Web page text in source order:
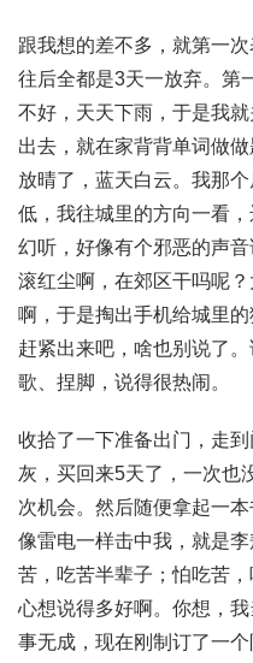
跟我想的差不多，就第一
往后全都是3天一放弃。第
不好，天天下雨，于是我
出去，就在家背背单词做
放晴了，蓝天白云。我那
低，我往城里的方向一看
幻听，好像有个邪恶的声
滚红尘啊，在郊区干吗呢
啊，于是掏出手机给城里
赶紧出来吧，啥也别说了
歌、捏脚，说得很热闹。
收拾了一下准备出门，走
灰，买回来5天了，一次也
次机会。然后随便拿起一
像雷电一样击中我，就是
苦，吃苦半辈子；怕吃苦
心想说得多好啊。你想，
事无成，现在刚制订了一